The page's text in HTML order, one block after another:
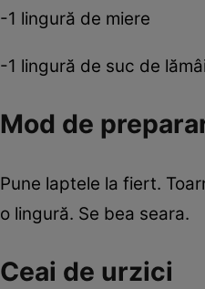
-1 lingură de miere
-1 lingură de suc de
Mod de
Pune laptele la fiert.
o lingură. Se bea seara.
Ceai de urzici